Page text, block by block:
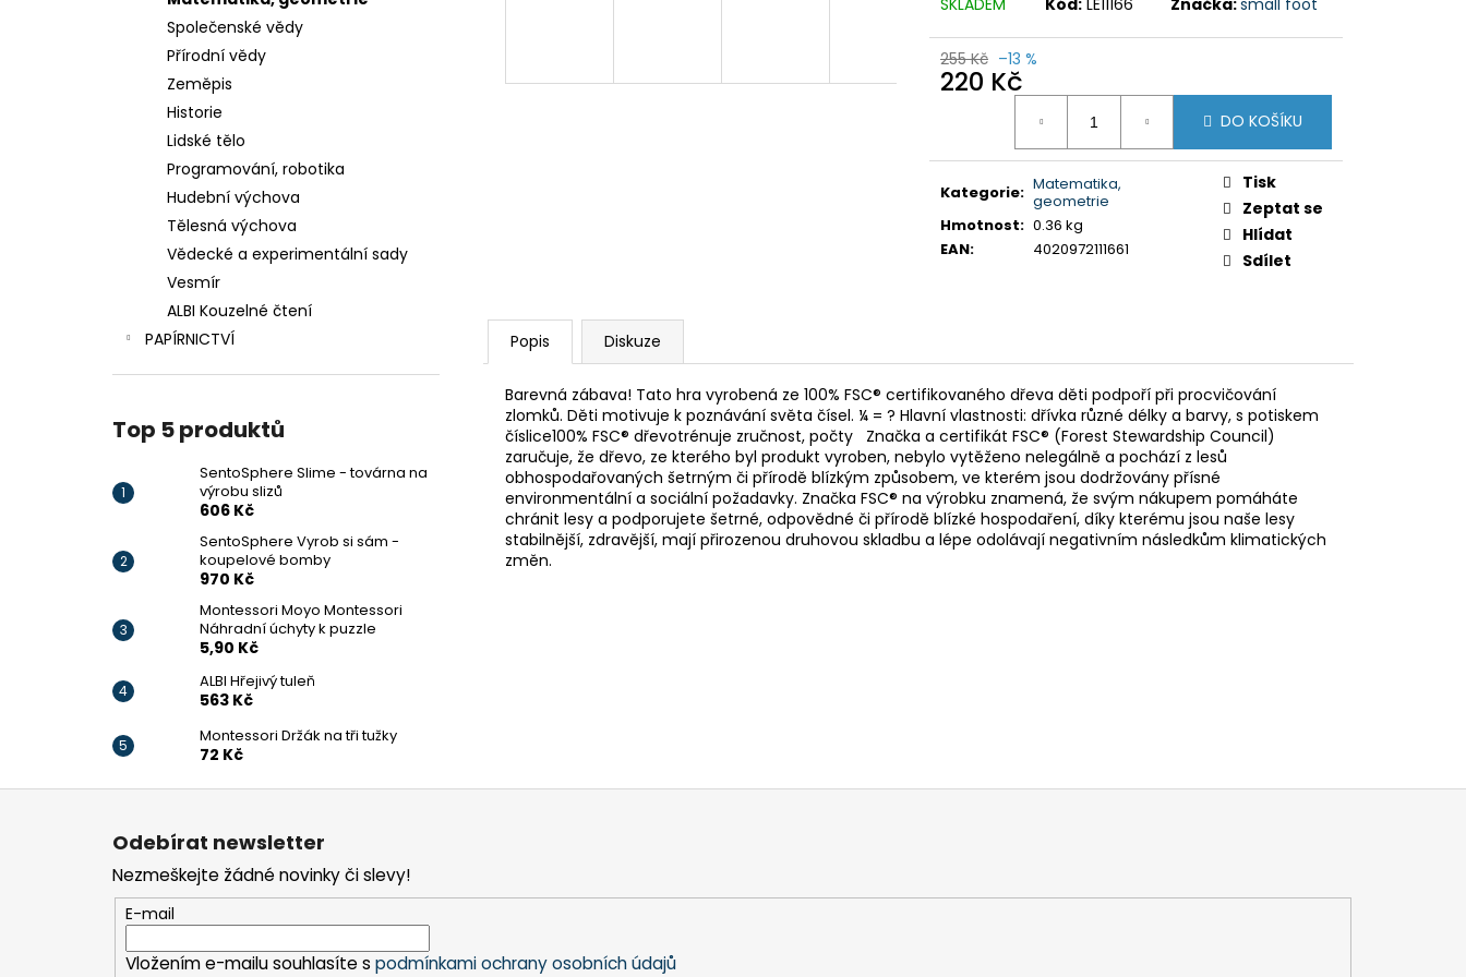
Společenské vědy
Přírodní vědy
Zeměpis
Historie
Lidské tělo
Programování, robotika
Hudební výchova
Tělesná výchova
Vědecké a experimentální sady
Vesmír
ALBI Kouzelné čtení
PAPÍRNICTVÍ
Top 5 produktů
SentoSphere Slime - továrna na
výrobu slizů
606 Kč
SentoSphere Vyrob si sám -
koupelové bomby
970 Kč
Montessori Moyo Montessori
Náhradní úchyty k puzzle
5,90 Kč
ALBI Hřejivý tuleň
563 Kč
Montessori Držák na tři tužky
72 Kč
255 Kč –13 %
220 Kč
DO KOŠÍKU
Kategorie: Matematika,
geometrie
Hmotnost: 0.36 kg
EAN: 4020972111661
Tisk
Zeptat se
Hlídat
Sdílet
Popis Diskuze
Barevná zábava! Tato hra vyrobená ze 100% FSC® certifikovaného dřeva děti podpoří při procvičování
zlomků. Děti motivuje k poznávání světa čísel. ¼ = ? Hlavní vlastnosti: dřívka různé délky a barvy, s potiskem
číslice100% FSC® dřevotrénuje zručnost, počty Značka a certifikát FSC® (Forest Stewardship Council)
zaručuje, že dřevo, ze kterého byl produkt vyroben, nebylo vytěženo nelegálně a pochází z lesů
obhospodařovaných šetrným či přírodě blízkým způsobem, ve kterém jsou dodržovány přísné
environmentální a sociální požadavky. Značka FSC® na výrobku znamená, že svým nákupem pomáháte
chránit lesy a podporujete šetrné, odpovědné či přírodě blízké hospodaření, díky kterému jsou naše lesy
stabilnější, zdravější, mají přirozenou druhovou skladbu a lépe odolávají negativním následkům klimatických
změn.
606 Kč
Z
Odebírat newsletter
Nezmeškejte žádné novinky či slevy!
E-mail
Vložením e-mailu souhlasíte s podmínkami ochrany osobních údajů